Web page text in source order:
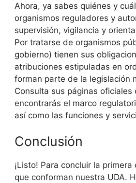
Ahora, ya sabes quiénes y
organismos reguladores y
supervisión, vigilancia y
Por tratarse de organismos
gobierno) tienen sus
atribuciones estipuladas en
forman parte de la legislación
Consulta sus páginas oficiales
encontrarás el marco
así como las funciones y
Conclusión
¡Listo! Para concluir la primera
que conforman nuestra UDA.